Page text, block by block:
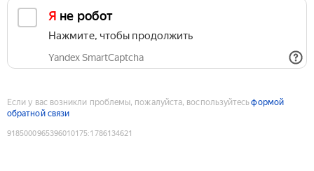
Я не робот
Нажмите, чтобы продолжить
Yandex SmartCaptcha
Если у вас возникли проблемы, пожалуйста, воспользуйтесьформой
обратной связи
9185000965396010175:1786134621